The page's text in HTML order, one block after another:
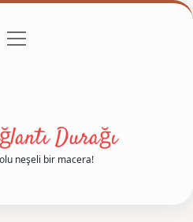
Politikası
menüyü
Durağı
neşeli bir macera!